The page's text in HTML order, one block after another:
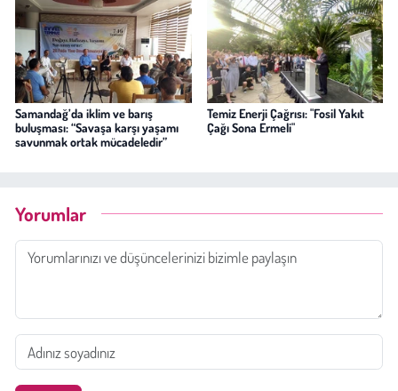
Samandağ’da iklim ve barış
buluşması: “Savaşa karşı yaşamı
savunmak ortak mücadeledir”
Temiz Enerji Çağrısı: "Fosil Yakıt
Çağı Sona Ermeli"
Yorumlar